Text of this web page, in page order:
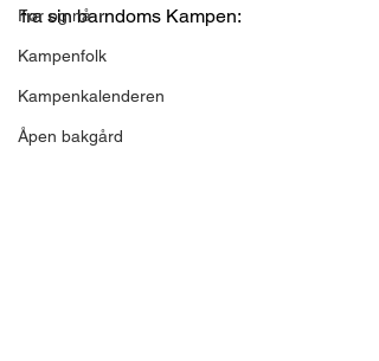
Før og nå
Kampenfolk
Kampenkalenderen
Åpen bakgård
fra sin barndoms Kampen: